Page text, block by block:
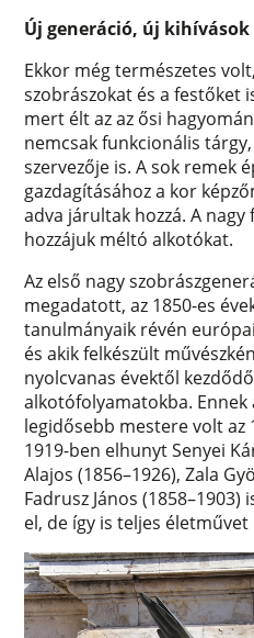
Új generáció, új kihívások
Ekkor még természetes
szobrászokat és a festőket
mert élt az az ősi
nemcsak funkcionális
szervezője is. A sok remek
gazdagításához a kor
adva járultak hozzá. A
hozzájuk méltó alkotókat.
Az első nagy
megadatott, az 1850-es
tanulmányaik révén
és akik felkészült
nyolcvanas évektől
alkotófolyamatokba. Ennek
legidősebb mestere volt az
1919-ben elhunyt Senyei
Alajos (1856–1926), Zala
Fadrusz János
el, de így is teljes